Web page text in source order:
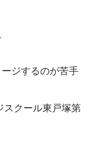
ジするのが苦手
スクール東戸塚第